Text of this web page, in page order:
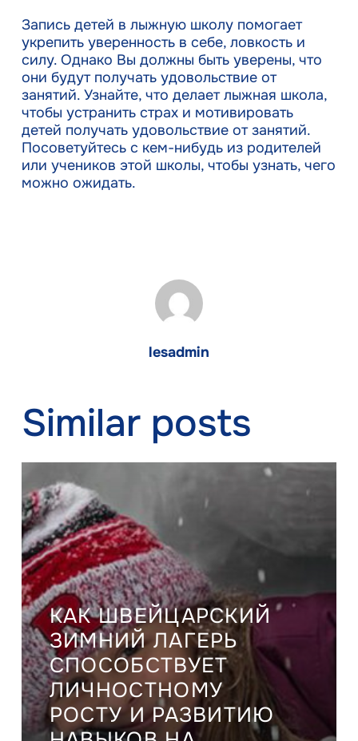
Запись детей в лыжную школу помогает
укрепить уверенность в себе, ловкость и
силу. Однако Вы должны быть уверены, что
они будут получать удовольствие от
занятий. Узнайте, что делает лыжная школа,
чтобы устранить страх и мотивировать
детей получать удовольствие от занятий.
Посоветуйтесь с кем-нибудь из родителей
или учеников этой школы, чтобы узнать, чего
можно ожидать.
lesadmin
Similar posts
КАК ШВЕЙЦАРСКИЙ
ЗИМНИЙ ЛАГЕРЬ
СПОСОБСТВУЕТ
ЛИЧНОСТНОМУ
РОСТУ И РАЗВИТИЮ